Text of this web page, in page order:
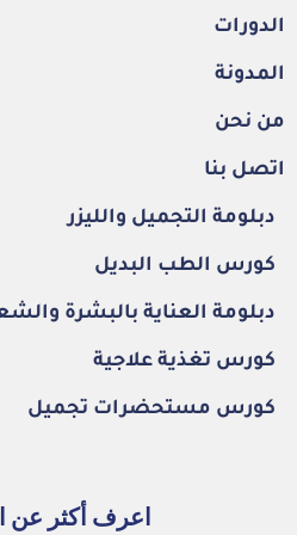
الدورات
المدونة
من نحن
اتصل بنا
دبلومة التجميل والليزر
كورس الطب البديل
دبلومة العناية بالبشرة
كورس تغذية علاجية
كورس مستحضرات تجميل
اعرف أكثر عن